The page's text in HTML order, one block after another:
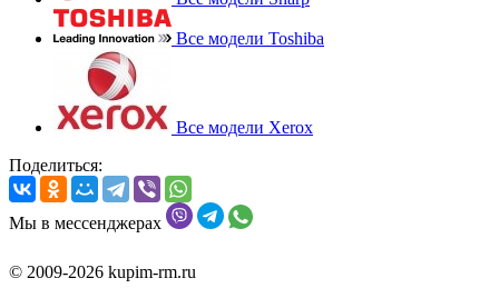
Все модели Toshiba
Все модели Xerox
Поделиться:
Мы в мессенджерах
© 2009-2026 kupim-rm.ru